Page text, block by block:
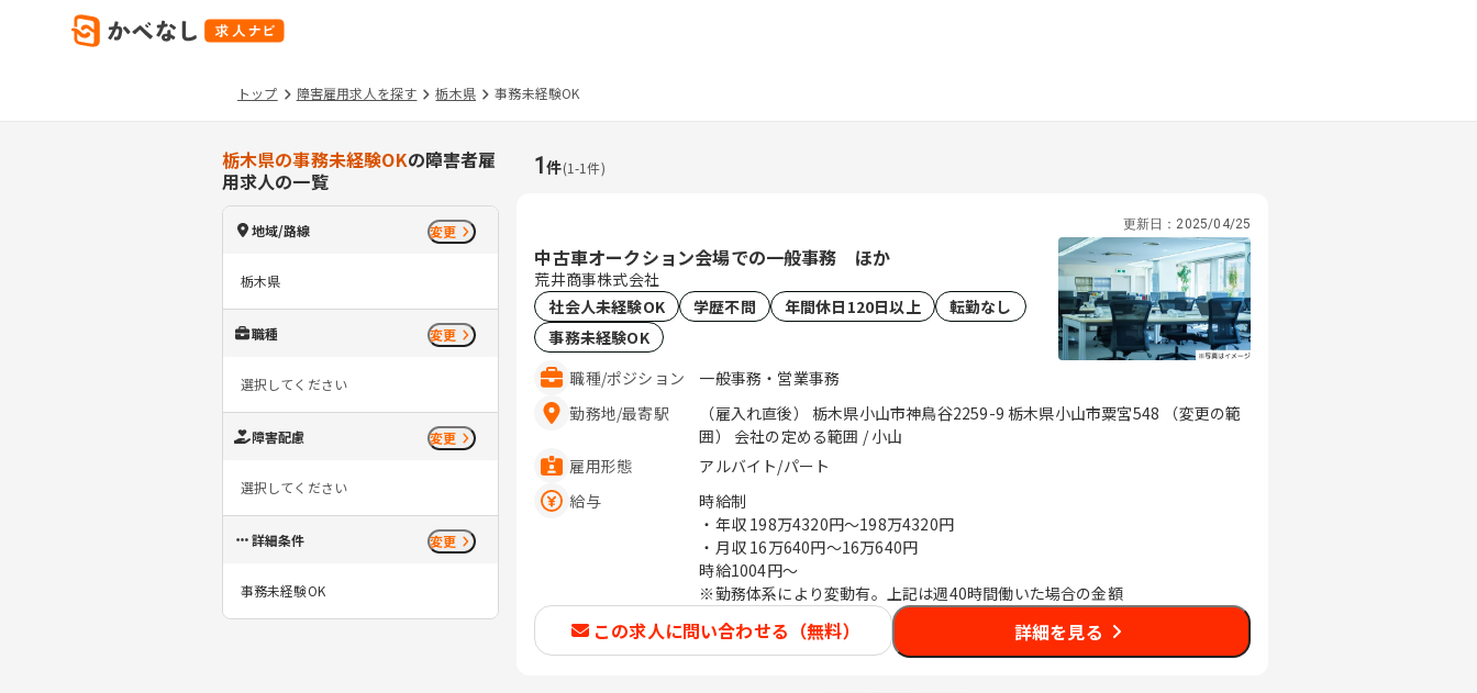
トップ 障害雇用求人を探す 栃木県 事務未経験OK
栃木県の事務未経験OKの障害者雇
用求人の一覧
地域/路線 変更
栃木県
職種 変更
選択してください
障害配慮 変更
選択してください
詳細条件 変更
事務未経験OK
1件(1-1件)
更新日： 2025/04/25
中古車オークション会場での一般事務 ほか
荒井商事株式会社
社会人未経験OK
学歴不問 年間休日120日以上
転勤なし
事務未経験OK
職種/ポジション
一般事務・営業事務
勤務地/最寄駅
（雇入れ直後） 栃木県小山市神鳥谷2259-9 栃木県小山市粟宮548 （変更の範
囲） 会社の定める範囲 / 小山
雇用形態
アルバイト/パート
給与
時給制
・年収 198万4320円〜198万4320円
・月収 16万640円〜16万640円
時給1004円～
※勤務体系により変動有。上記は週40時間働いた場合の金額
この求人に問い合わせる（無料） 詳細を見る